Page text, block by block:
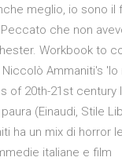
meglio, io sono il
che non
Workbook to
Ammaniti's 'Io
of 20th-21st century
(Einaudi, Stile
ha un mix di horror
italiane e film